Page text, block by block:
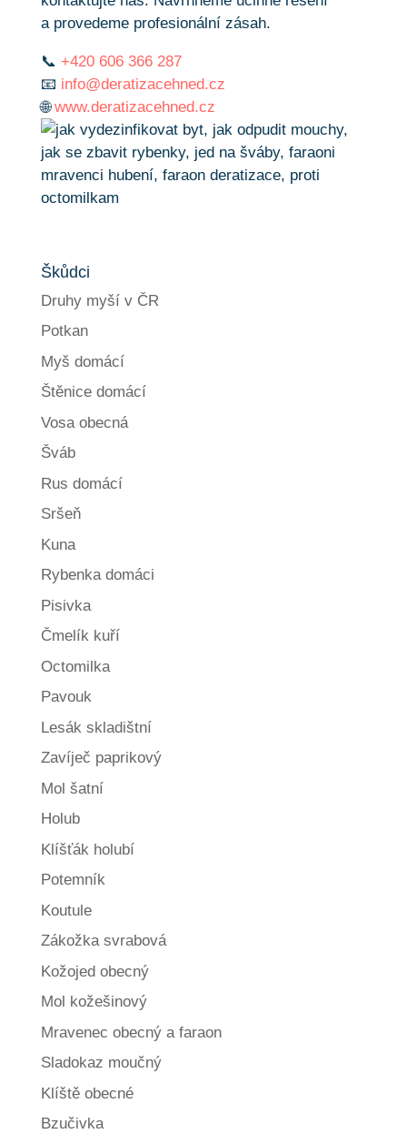
a provedeme profesionální zásah.
📞 +420 606 366 287
📧 info@deratizacehned.cz
🌐www.deratizacehned.cz
Škůdci
Druhy myší v ČR
Potkan
Myš domácí
Štěnice domácí
Vosa obecná
Šváb
Rus domácí
Sršeň
Kuna
Rybenka domáci
Pisivka
Čmelík kuří
Octomilka
Pavouk
Lesák skladištní
Zavíječ paprikový
Mol šatní
Holub
Klíšťák holubí
Potemník
Koutule
Zákožka svrabová
Kožojed obecný
Mol kožešinový
Mravenec obecný a faraon
Sladokaz moučný
Klíště obecné
Bzučivka